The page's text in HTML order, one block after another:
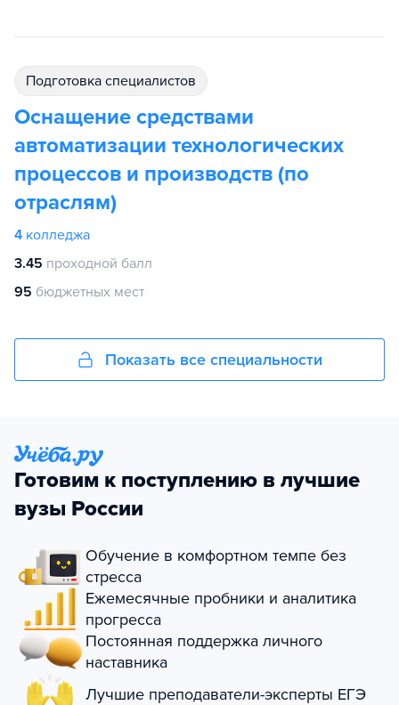
подготовка специалистов
Оснащение средствами
автоматизации технологических
процессов и производств (по
отраслям)
4 колледжа
3.45 проходной балл
95 бюджетных мест
Показать все специальности
Готовим к поступлению в лучшие
вузы России
Обучение в комфортном темпе без
стресса
Ежемесячные пробники и аналитика
прогресса
Постоянная поддержка личного
наставника
Лучшие преподаватели-эксперты ЕГЭ